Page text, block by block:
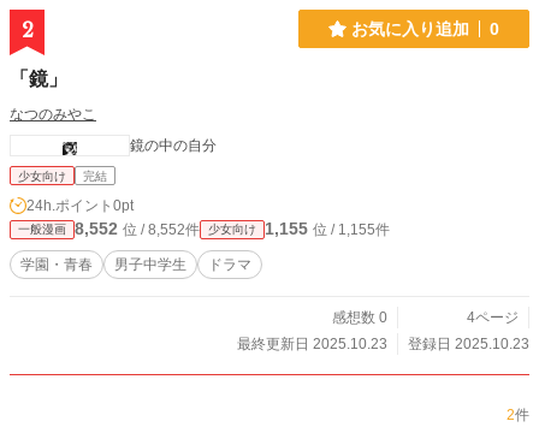
2 お気に入り追加 0
「鏡」
なつのみやこ
鏡の中の自分
少女向け 完結
24h.ポイント 0pt
一般漫画 8,552 位 / 8,552件 少女向け 1,155 位 / 1,155件
学園・青春 男子中学生 ドラマ
感想数 0
4ページ
最終更新日 2025.10.23
登録日 2025.10.23
2件